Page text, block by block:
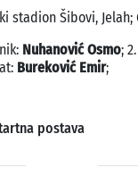
stadion Šibovi, Jelah;
Nuhanović Osmo;
Bureković Emir;
postava